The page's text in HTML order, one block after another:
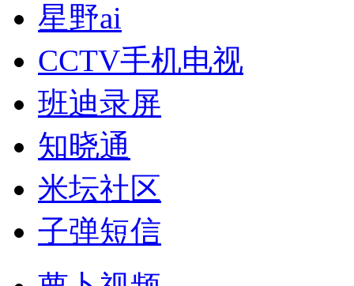
星野ai
CCTV手机电视
班迪录屏
知晓通
米坛社区
子弹短信